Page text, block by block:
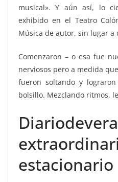
musical». Y aún así, lo
exhibido en el Teatro
Música de autor, sin lugar a
Comenzaron – o esa fue
nerviosos pero a medida
fueron soltando y
bolsillo. Mezclando ritmos,
estacionario